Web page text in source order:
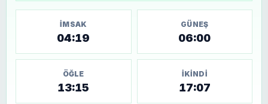
İMSAK
04:19
GÜNEŞ
06:00
ÖĞLE
13:15
İKINDI
17:07